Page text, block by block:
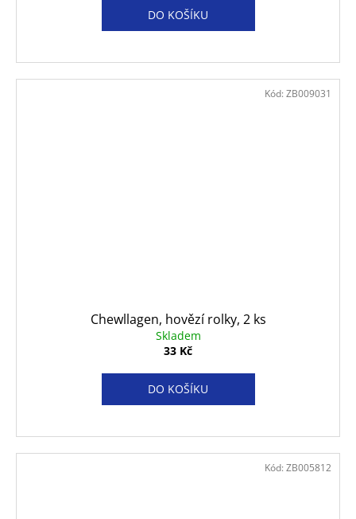
DO KOŠÍKU
Chewllagen, hovězí rolky, 2 ks
Skladem
33 Kč
DO KOŠÍKU
Kód: ZB009031
Kód: ZB005812